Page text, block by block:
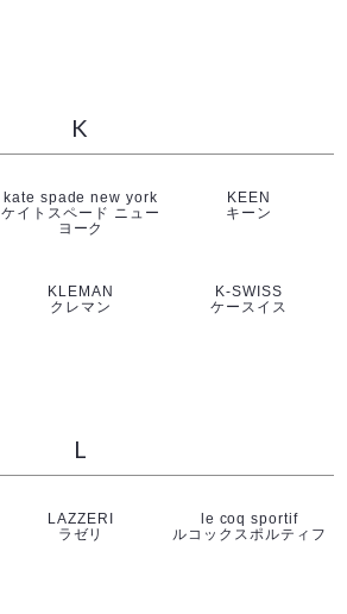
K
kate spade new york
ケイトスペード ニュー
ヨーク
KEEN
キーン
KLEMAN
クレマン
K-SWISS
ケースイス
L
LAZZERI
ラゼリ
le coq sportif
ルコックスポルティフ